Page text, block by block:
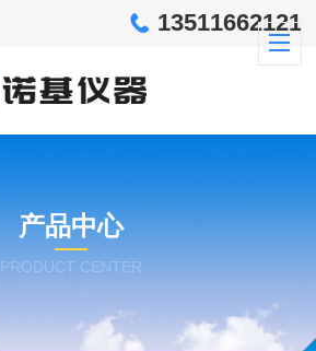
13511662121
产品中心
PRODUCT CENTER